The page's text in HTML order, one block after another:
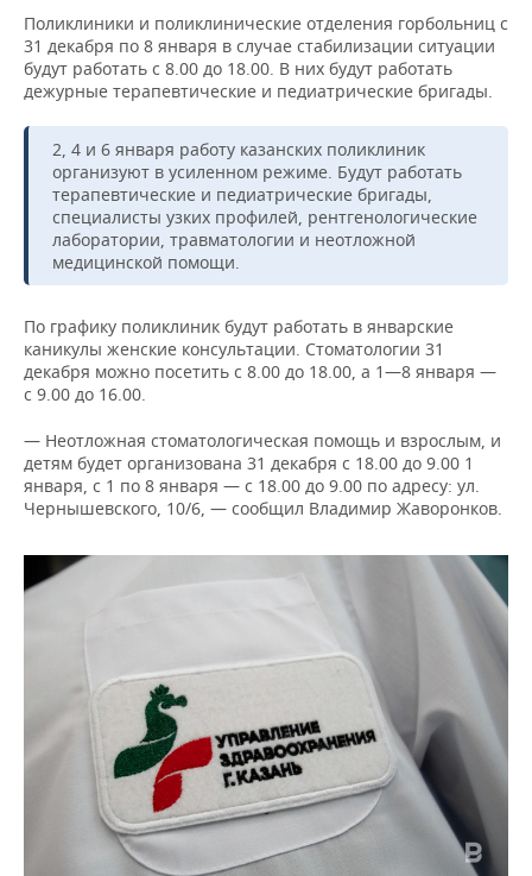
ВОДНЫЕ ВИДЫ СПОРТА
ХОККЕЙ С МЯЧОМ
ОБРАЗОВАНИЕ
ПРОИСШЕСТВИЯ
Поликлиники и поликлинические отделения горбольниц с
31 декабря по 8 января в случае стабилизации ситуации
будут работать с 8.00 до 18.00. В них будут работать
дежурные терапевтические и педиатрические бригады.
2, 4 и 6 января работу казанских поликлиник
организуют в усиленном режиме. Будут работать
терапевтические и педиатрические бригады,
специалисты узких профилей, рентгенологические
лаборатории, травматологии и неотложной
медицинской помощи.
По графику поликлиник будут работать в январские
каникулы женские консультации. Стоматологии 31
декабря можно посетить с 8.00 до 18.00, а 1—8 января —
с 9.00 до 16.00.
— Неотложная стоматологическая помощь и взрослым, и
детям будет организована 31 декабря с 18.00 до 9.00 1
января, с 1 по 8 января — с 18.00 до 9.00 по адресу: ул.
Чернышевского, 10/6, — сообщил Владимир Жаворонков.